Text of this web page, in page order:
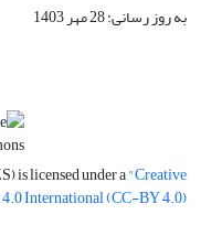
به روز رسانی: 28 مهر 1403
is licensed under a"Creative
International (CC-BY 4.0)"